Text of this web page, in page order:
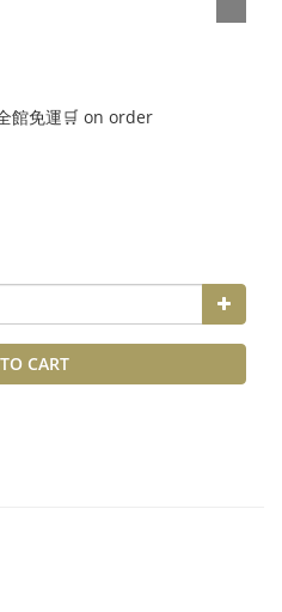
館免運🛒 on order
CART